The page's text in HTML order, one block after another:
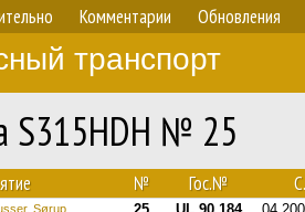
Комментарии Обновления
транспорт
S315HDH № 25
№ Гос.№
Sørup